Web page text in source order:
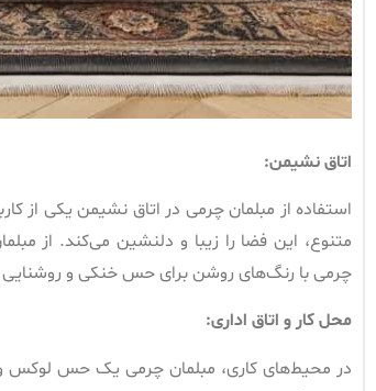
اتاق نشیمن:
استفاده از مبلمان چرمی در اتاق نشیمن یکی از
متنوع، این فضا را زیبا و دلنشین می‌کند. از
چرمی با رنگ‌های روشن برای حس خنکی و
محل کار و اتاق اداری:
در محیط‌های کاری، مبلمان چرمی یک حس لوکس